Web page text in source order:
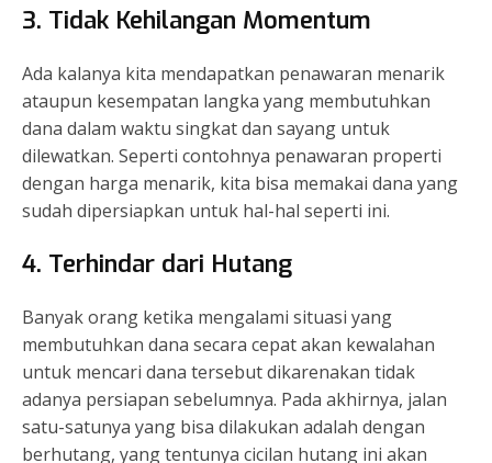
3. Tidak Kehilangan Momentum
Ada kalanya kita mendapatkan penawaran menarik
ataupun kesempatan langka yang membutuhkan
dana dalam waktu singkat dan sayang untuk
dilewatkan. Seperti contohnya penawaran properti
dengan harga menarik, kita bisa memakai dana yang
sudah dipersiapkan untuk hal-hal seperti ini.
4. Terhindar dari Hutang
Banyak orang ketika mengalami situasi yang
membutuhkan dana secara cepat akan kewalahan
untuk mencari dana tersebut dikarenakan tidak
adanya persiapan sebelumnya. Pada akhirnya, jalan
satu-satunya yang bisa dilakukan adalah dengan
berhutang, yang tentunya cicilan hutang ini akan